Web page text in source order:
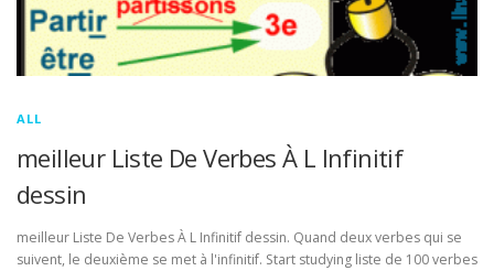
ALL
meilleur Liste De Verbes À L Infinitif
dessin
meilleur Liste De Verbes À L Infinitif dessin. Quand deux verbes qui se
suivent, le deuxième se met à l'infinitif. Start studying liste de 100 verbes